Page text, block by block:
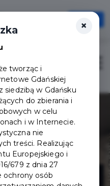
pod ręką
Otwórz
Sign in / Sign up
×
tworząc i
Gdańskiej
siedzibą w Gdańsku
do zbierania i
w celu
i w Internecie.
nie
treści. Realizując
Europejskiego i
679 z dnia 27
ochrony osób